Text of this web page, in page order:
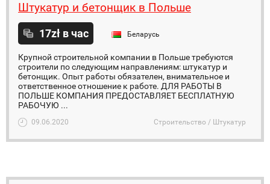
Штукатур и бетонщик в Польше
17zł в час Беларусь
Крупной строительной компании в Польше требуются
строители по следующим направлениям: штукатур и
бетонщик. Опыт работы обязателен, внимательное и
ответственное отношение к работе. ДЛЯ РАБОТЫ В
ПОЛЬШЕ КОМПАНИЯ ПРЕДОСТАВЛЯЕТ БЕСПЛАТНУЮ
РАБОЧУЮ ...
09.06.2020 Строительство / Штукатур